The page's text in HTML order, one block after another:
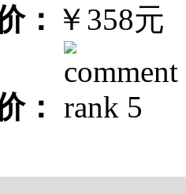
： ￥358元
：